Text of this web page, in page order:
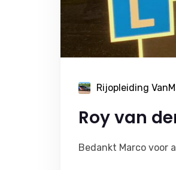
Rijopleiding
Roy van
Bedankt Marco voor